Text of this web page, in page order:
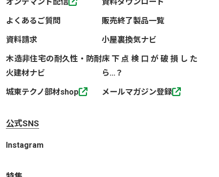
よくあるご質問 販売終了製品一覧
資料請求 小屋裏換気ナビ
木造非住宅の耐久性・防耐
火建材ナビ
床下点検口が破損した
ら…？
城東テクノ部材shop メールマガジン登録
公式SNS
Instagram